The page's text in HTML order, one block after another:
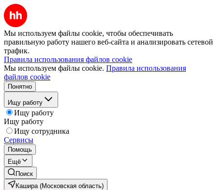
Мы используем файлы cookie, чтобы обеспечивать
правильную работу нашего веб-сайта и анализировать сетевой
трафик.
Правила использования файлов cookie
Мы используем файлы cookie. Правила использования
файлов cookie
Понятно
Ищу работу
Ищу работу
Ищу работу
Ищу сотрудника
Сервисы
Помощь
Ещё
Поиск
Кашира (Московская область)